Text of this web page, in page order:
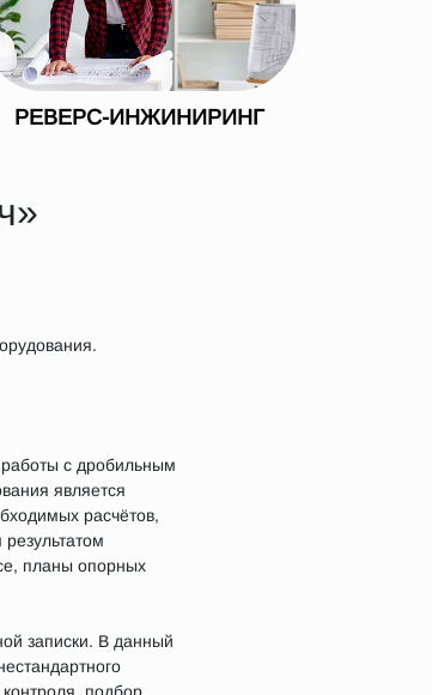
РЕВЕРС-ИНЖИНИРИНГ
с дробильным
является
расчётов,
планы опорных
записки. В данный